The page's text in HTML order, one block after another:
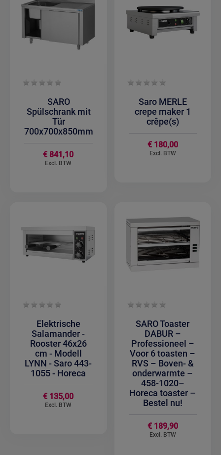
SARO
Spülschrank mit
Tür
700x700x850mm
€ 841,10
Saro MERLE
crepe maker 1
crêpe(s)
€ 180,00
Elektrische
Salamander -
Rooster 46x26
cm - Modell
LYNN - Saro 443-
1055 - Horeca
€ 135,00
SARO Toaster
DABUR –
Professioneel –
Voor 6 toasten –
RVS – Boven- &
onderwarmte –
458-1020–
Horeca toaster –
Bestel nu!
€ 189,90